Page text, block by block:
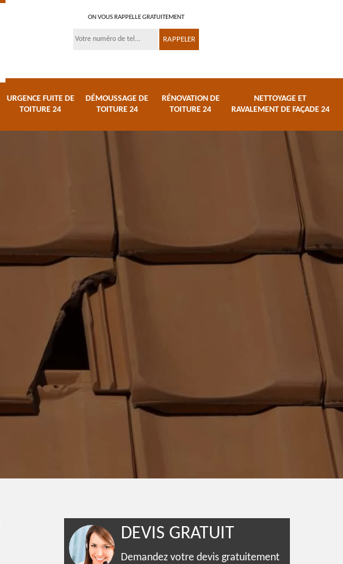
ON VOUS RAPPELLE GRATUITEMENT
URGENCE FUITE DE
TOITURE 24
DÉMOUSSAGE DE
TOITURE 24
RÉNOVATION DE
TOITURE 24
NETTOYAGE ET
RAVALEMENT DE FAÇADE 24
Réparation de toiture
Urgence fuite de
toiture 24
DEVIS GRATUIT
Demandez votre devis gratuitement